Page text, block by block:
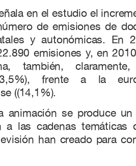
en el estudio el
de emisiones de
y autonómicas. En
emisiones y, en
también,
frente a la
((14,1%).
animación se produce
a las cadenas temáticas
han creado para